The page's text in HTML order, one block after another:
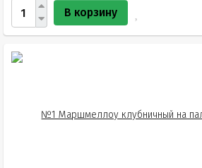
В корзину